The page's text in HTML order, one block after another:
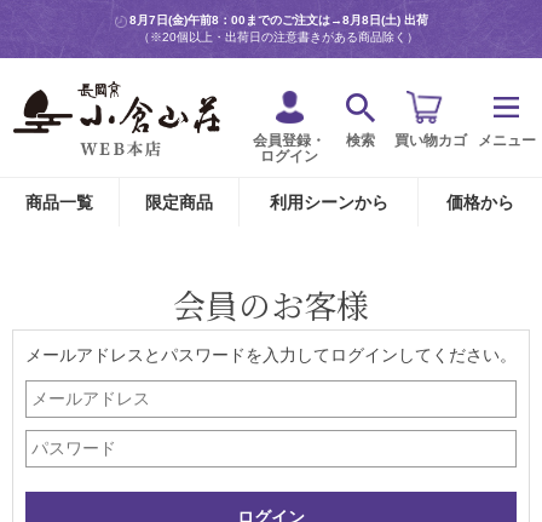
8月7日(金)午前8：00までのご注文は→8月8日(土) 出荷
（※20個以上・出荷日の注意書きがある商品除く）
会員登録・
ログイン
検索 買い物カゴ メニュー
商品一覧 限定商品 利用シーンから 価格から
会員のお客様
メールアドレスとパスワードを入力してログインしてください。